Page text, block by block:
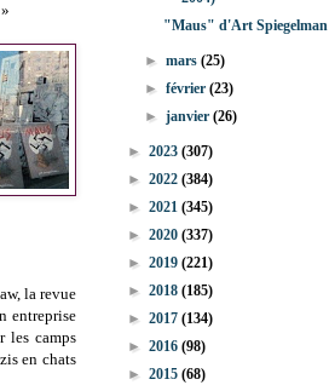
la revue
entreprise
les camps
en chats
"Maus" d'Art Spiegelman
►mars(25)
►février(23)
►janvier(26)
► 2023 (307)
► 2022 (384)
► 2021 (345)
► 2020 (337)
► 2019 (221)
► 2018 (185)
► 2017 (134)
► 2016 (98)
► 2015 (68)